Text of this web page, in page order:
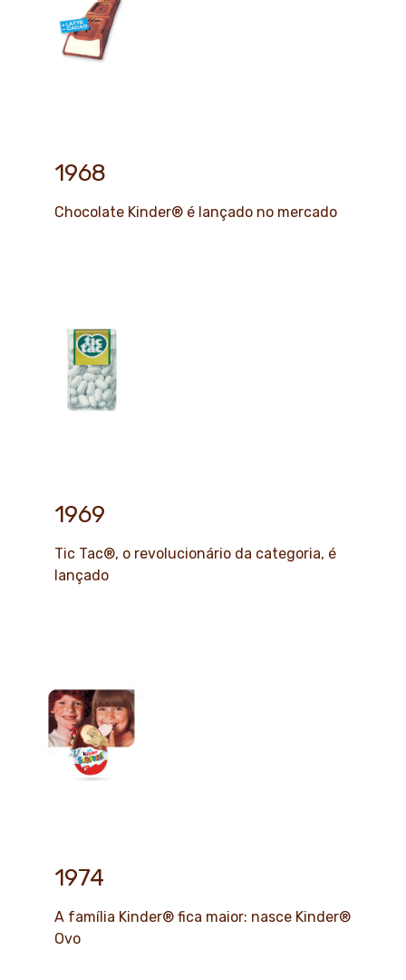
1968
Chocolate Kinder® é lançado no mercado
1969
Tic Tac®, o revolucionário da categoria, é
lançado
1974
A família Kinder® fica maior: nasce Kinder®
Ovo